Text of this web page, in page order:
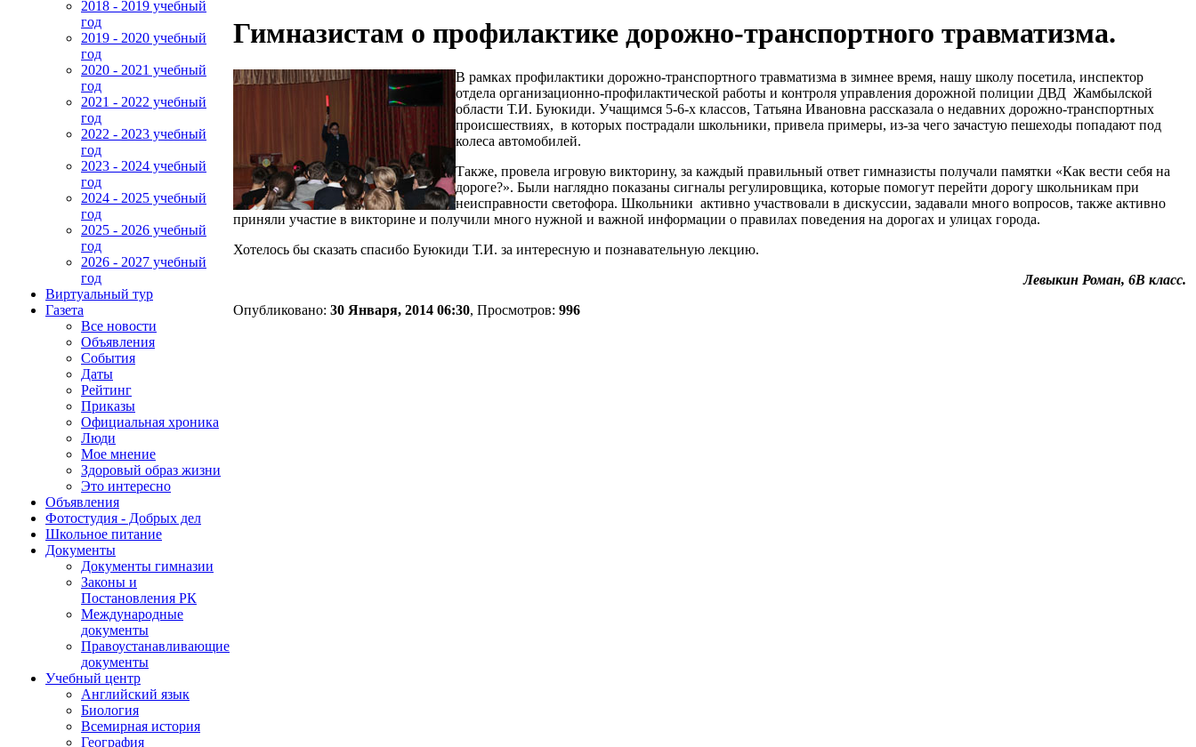
2018 - 2019 учебный
год
2019 - 2020 учебный
год
2020 - 2021 учебный
год
2021 - 2022 учебный
год
2022 - 2023 учебный
год
2023 - 2024 учебный
год
2024 - 2025 учебный
год
2025 - 2026 учебный
год
2026 - 2027 учебный
год
Виртуальный тур
Газета
Все новости
Объявления
События
Даты
Рейтинг
Приказы
Официальная хроника
Люди
Мое мнение
Здоровый образ жизни
Это интересно
Объявления
Фотостудия - Добрых дел
Школьное питание
Документы
Документы гимназии
Законы и
Постановления РК
Международные
документы
Правоустанавливающие
документы
Учебный центр
Английский язык
Биология
Всемирная история
География
Гимназистам о профилактике дорожно-транспортного травматизма.
В рамках профилактики дорожно-транспортного травматизма в зимнее время, нашу школу посетила, инспектор
отдела организационно-профилактической работы и контроля управления дорожной полиции ДВД Жамбылской
области Т.И. Буюкиди. Учащимся 5-6-х классов, Татьяна Ивановна рассказала о недавних дорожно-транспортных
происшествиях, в которых пострадали школьники, привела примеры, из-за чего зачастую пешеходы попадают под
колеса автомобилей.
Также, провела игровую викторину, за каждый правильный ответ гимназисты получали памятки «Как вести себя на
дороге?». Были наглядно показаны сигналы регулировщика, которые помогут перейти дорогу школьникам при
неисправности светофора. Школьники активно участвовали в дискуссии, задавали много вопросов, также активно
приняли участие в викторине и получили много нужной и важной информации о правилах поведения на дорогах и улицах города.
Хотелось бы сказать спасибо Буюкиди Т.И. за интересную и познавательную лекцию.
Левыкин Роман, 6В класс.
Опубликовано: 30 Января, 2014 06:30, Просмотров: 996